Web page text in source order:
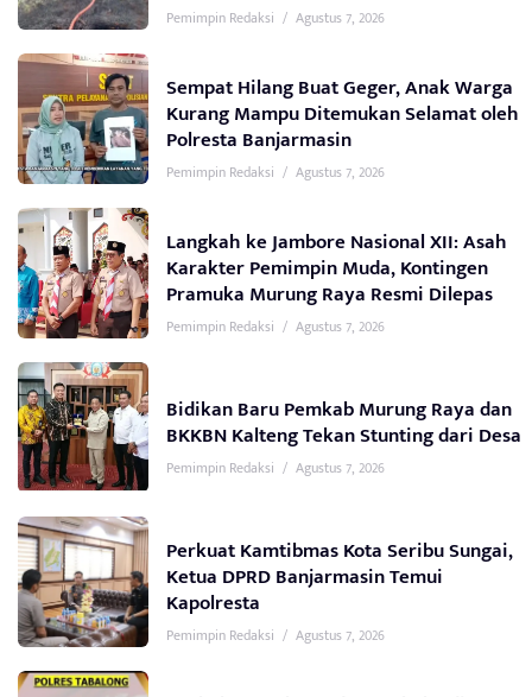
Pemimpin Redaksi / Agustus 7, 2026
Sempat Hilang Buat Geger, Anak Warga
Kurang Mampu Ditemukan Selamat oleh
Polresta Banjarmasin
Pemimpin Redaksi / Agustus 7, 2026
Langkah ke Jambore Nasional XII: Asah
Karakter Pemimpin Muda, Kontingen
Pramuka Murung Raya Resmi Dilepas
Pemimpin Redaksi / Agustus 7, 2026
Bidikan Baru Pemkab Murung Raya dan
BKKBN Kalteng Tekan Stunting dari Desa
Pemimpin Redaksi / Agustus 7, 2026
Perkuat Kamtibmas Kota Seribu Sungai,
Ketua DPRD Banjarmasin Temui
Kapolresta
Pemimpin Redaksi / Agustus 7, 2026